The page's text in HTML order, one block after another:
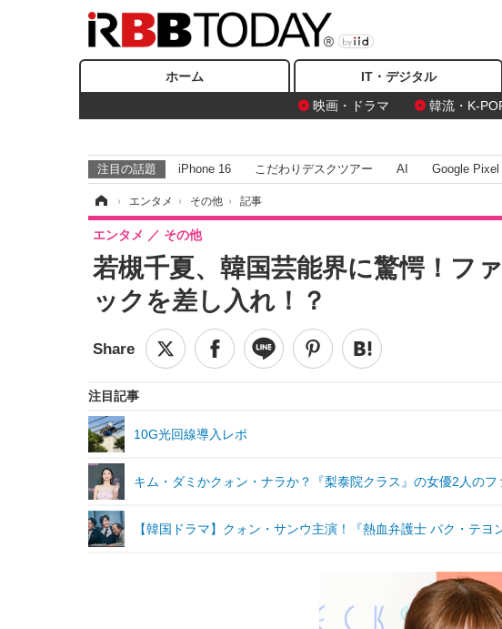
ホーム IT・デジタル
映画・ドラマ
韓流・K-
注目の話題 iPhone 16 こだわりデスクツアー AI Google Pixel
› エンタメ › その他 › 記事
若槻千夏、韓国芸能界に驚愕！フ
ックを差し入れ！？
エンタメ その他
注目記事
10G光回線導入レポ
キム・ダミかクォン・ナラか？『梨泰院クラス』の女優2人のフ
【韓国ドラマ】クォン・サンウ主演！『熱血弁護士 パク・テ